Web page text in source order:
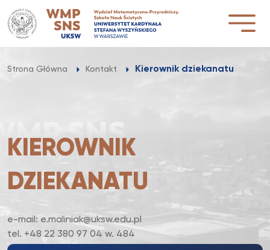
Przejdź
do
treści
Strona Główna Kontakt Kierownik dziekanatu
KIEROWNIK
DZIEKANATU
e-mail: e.maliniak@uksw.edu.pl
tel. +48 22 380 97 04 w. 484